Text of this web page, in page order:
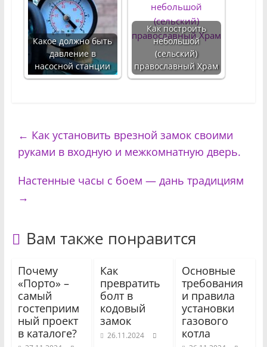
Какое должно быть
давление в
насосной станции
Как построить
небольшой
(сельский)
православный Храм
← Как установить врезной замок своими
руками в входную и межкомнатную дверь.
Настенные часы с боем — дань традициям
→
Вам также понравится
Почему
«Порто» –
самый
гостеприим
ный проект
в каталоге?
Как
превратить
болт в
кодовый
замок
26.11.2024
Основные
требования
и правила
установки
газового
котла